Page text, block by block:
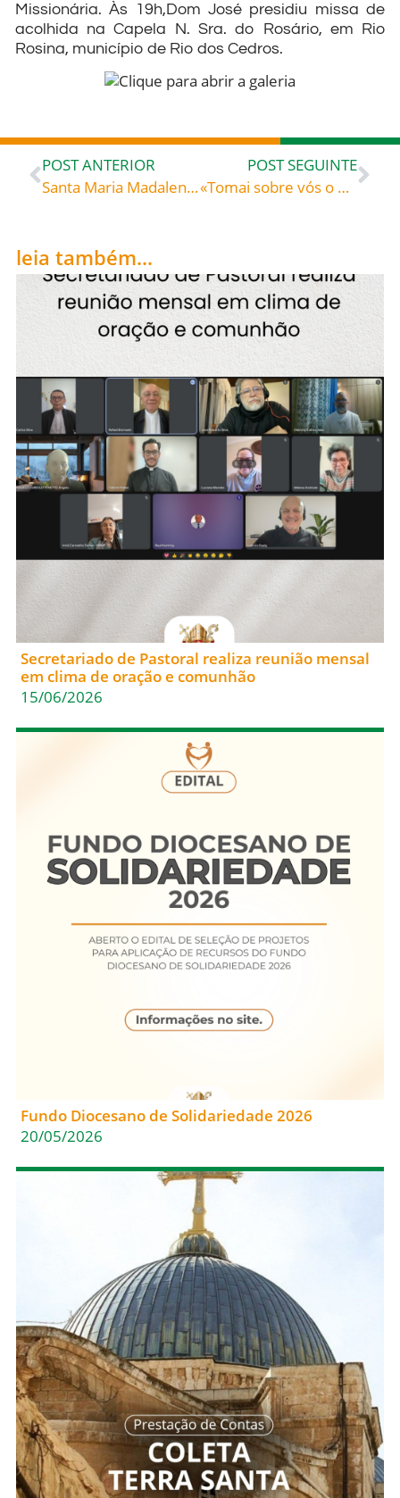
Missionária. Às 19h,Dom José presidiu missa de
acolhida na Capela N. Sra. do Rosário, em Rio
Rosina, município de Rio dos Cedros.
POST ANTERIOR
Santa Maria Madalena Postel, celebrada hoje, 17, roga pela Igreja, por todos nós
POST SEGUINTE
«Tomai sobre vós o meu jugo e aprendei de Mim, porque sou manso e humilde de coração.» – Papa Francisco
leia também...
Secretariado de Pastoral realiza reunião mensal
em clima de oração e comunhão
15/06/2026
Fundo Diocesano de Solidariedade 2026
20/05/2026